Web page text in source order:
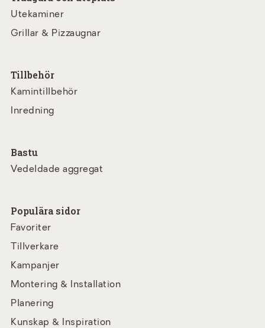
Utekaminer
Grillar & Pizzaugnar
Tillbehör
Kamintillbehör
Inredning
Bastu
Vedeldade aggregat
Populära sidor
Favoriter
Tillverkare
Kampanjer
Montering & Installation
Planering
Kunskap & Inspiration